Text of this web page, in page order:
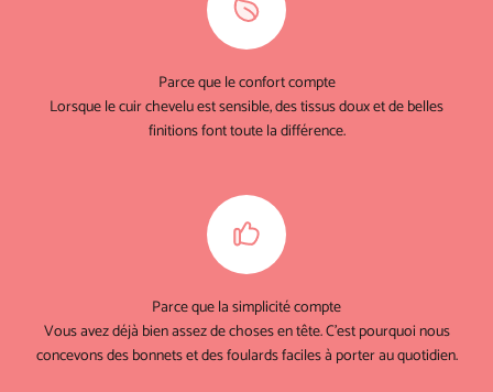
Parce que le confort compte
Lorsque le cuir chevelu est sensible, des tissus doux et de belles
finitions font toute la différence.
Parce que la simplicité compte
Vous avez déjà bien assez de choses en tête. C'est pourquoi nous
concevons des bonnets et des foulards faciles à porter au quotidien.